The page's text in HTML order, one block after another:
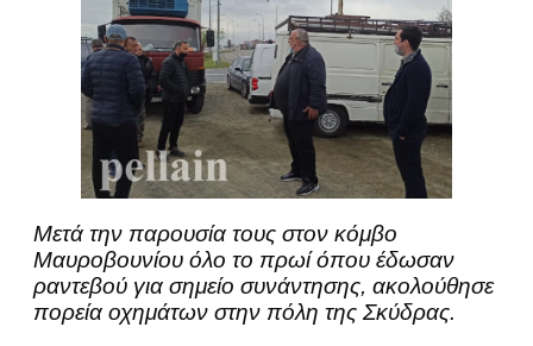
Μετά την παρουσία τους στον κόμβο
Μαυροβουνίου όλο το πρωί όπου έδωσαν
ραντεβού για σημείο συνάντησης, ακολούθησε
πορεία οχημάτων στην πόλη της Σκύδρας.